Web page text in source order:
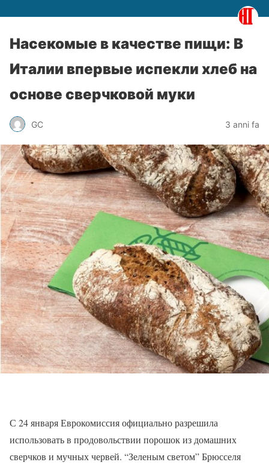
Насекомые в качестве пищи: В
Италии впервые испекли хлеб на
основе сверчковой муки
GC 3 anni fa
С 24 января Еврокомиссия официально разрешила
использовать в продовольствии порошок из домашних
сверчков и мучных червей. “Зеленым светом” Брюсселя